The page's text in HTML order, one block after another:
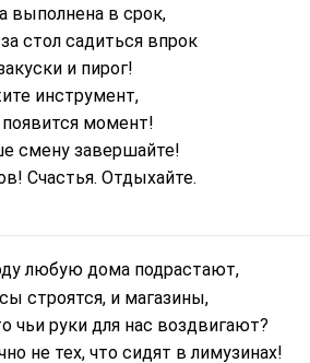
выполнена в срок,
стол садиться впрок
и пирог!
инструмент,
момент!
смену завершайте!
Счастья. Отдыхайте.
любую дома подрастают,
строятся, и магазины,
чьи руки для нас воздвигают?
не тех, что сидят в лимузинах!